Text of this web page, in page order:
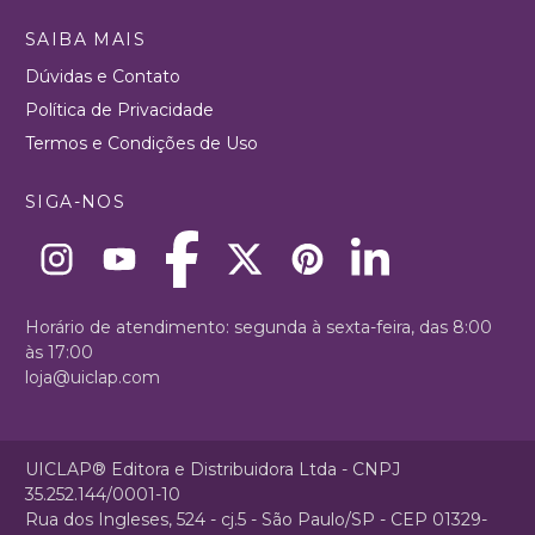
SAIBA MAIS
Dúvidas e Contato
Política de Privacidade
Termos e Condições de Uso
SIGA-NOS
Horário de atendimento: segunda à sexta-feira, das 8:00
às 17:00
loja@uiclap.com
UICLAP® Editora e Distribuidora Ltda - CNPJ
35.252.144/0001-10
Rua dos Ingleses, 524 - cj.5 - São Paulo/SP - CEP 01329-